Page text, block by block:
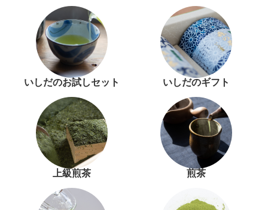
いしだのお試しセット いしだのギフト
上級煎茶 煎茶